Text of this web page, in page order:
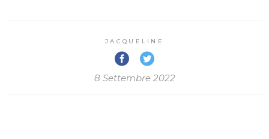
JACQUELINE
8 Settembre 2022